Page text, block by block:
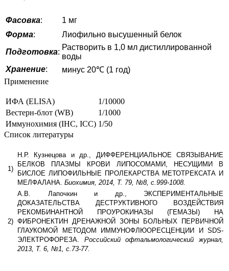
Фасовка:
1 мг
Форма:
Лиофильно высушенный белок
Подготовка:
Растворить в 1,0 мл дистиллированной
воды
Хранение:
минус 20℃ (1 год)
Применение
ИФА (ELISA)
1/10000
Вестерн-блот (WB)
1/1000
Иммунохимия (IHC, ICC) 1/50
Список литературы
1)
Н.Р. Кузнецова и др., ДИФФЕРЕНЦИАЛЬНОЕ СВЯЗЫВАНИЕ
БЕЛКОВ ПЛАЗМЫ КРОВИ ЛИПОСОМАМИ, НЕСУЩИМИ В
БИСЛОЕ ЛИПОФИЛЬНЫЕ ПРОЛЕКАРСТВА МЕТОТРЕКСАТА И
МЕЛФАЛАНА. Биохимия, 2014, Т. 79, №8, с.999-1008.
2)
А.В. Лапочкин и др., ЭКСПЕРИМЕНТАЛЬНЫЕ
ДОКАЗАТЕЛЬСТВА ДЕСТРУКТИВНОГО ВОЗДЕЙСТВИЯ
РЕКОМБИНАНТНОЙ ПРОУРОКИНАЗЫ (ГЕМАЗЫ) НА
ФИБРОНЕКТИН ДРЕНАЖНОЙ ЗОНЫ БОЛЬНЫХ ПЕРВИЧНОЙ
ГЛАУКОМОЙ МЕТОДОМ ИММУНОФЛЮОРЕСЦЕНЦИИ И SDS-
ЭЛЕКТРОФОРЕЗА.
Российский офтальмологический журнал,
2013, Т. 6, №1, с.73-77.